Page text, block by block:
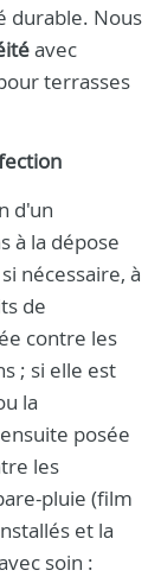
durable. Nous
avec
terrasses
d'un
à la dépose
nécessaire, à
de
contre les
; si elle est
la
posée
les
pluie (film
et la
soin :